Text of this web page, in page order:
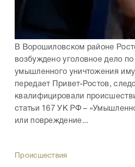
В Ворошиловском районе
возбуждено уголовное дело
умышленного уничтожения
передает Привет-Ростов,
квалифицировали
статьи 167 УК РФ –
или повреждение...
Происшествия